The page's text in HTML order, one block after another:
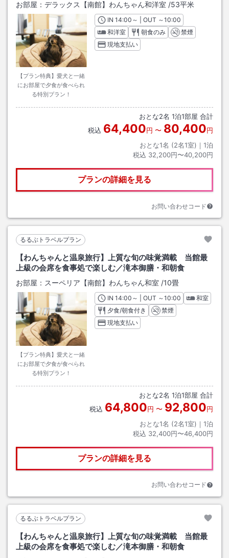
お部屋： デラックス【南館】わんちゃん和洋室 /53平米
【プラン特典】愛犬と一緒
にお部屋で夕食が食べられ
る特別プラン！
INチェックイン
14:00 ～ | OUT チェックアウト
～10:00
和洋室
朝食のみ
禁煙
現地支払い
おとな2名 1泊1部屋 合計
税込 64,400円 〜 80,400円
おとな1名 (2名1室)｜ 1泊
税込 32,200円〜40,200円
プランの詳細を見る
お問い合わせコード
るるぶトラベルプラン
【わんちゃんと温泉旅行】上質な旬の味覚満載 当館最
上級の会席を食事処で楽しむ／滝本御膳・和朝食
お部屋： スーペリア【南館】わんちゃん和室 /10畳
【プラン特典】愛犬と一緒
にお部屋で夕食が食べられ
る特別プラン！
INチェックイン
14:00 ～ | OUT チェックアウト
～10:00
和室
夕食/朝食付き
禁煙
現地支払い
おとな2名 1泊1部屋 合計
税込 64,800円 〜 92,800円
おとな1名 (2名1室)｜ 1泊
税込 32,400円〜46,400円
プランの詳細を見る
お問い合わせコード
るるぶトラベルプラン
【わんちゃんと温泉旅行】上質な旬の味覚満載 当館最
上級の会席を食事処で楽しむ／滝本御膳・和朝食